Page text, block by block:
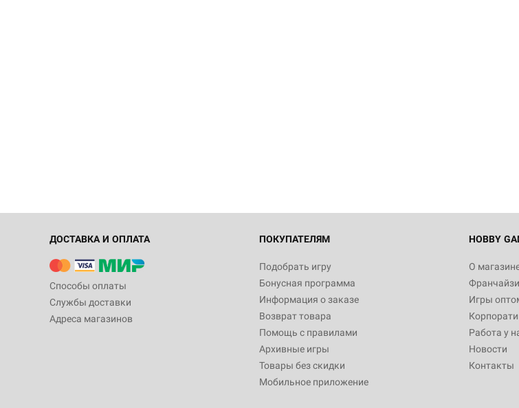
ДОСТАВКА И ОПЛАТА
Способы оплаты
Службы доставки
Адреса магазинов
ПОКУПАТЕЛЯМ
Подобрать игру
Бонусная программа
Информация о заказе
Возврат товара
Помощь с правилами
Архивные игры
Товары без скидки
Мобильное приложение
HOBBY
О
Игры
Работа у
Новости
Контакты